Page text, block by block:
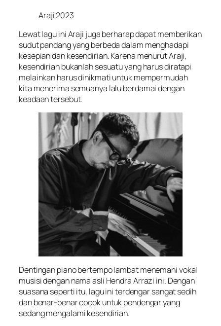
Araji 2023
Lewat lagu ini Araji juga berharap dapat memberikan
sudut pandang yang berbeda dalam menghadapi
kesepian dan kesendirian. Karena menurut Araji,
kesendirian bukanlah sesuatu yang harus diratapi
melainkan harus dinikmati untuk mempermudah
kita menerima semuanya lalu berdamai dengan
keadaan tersebut.
Dentingan piano bertempo lambat menemani vokal
musisi dengan nama asli Hendra Arrazi ini. Dengan
suasana seperti itu, lagu ini terdengar sangat sedih
dan benar-benar cocok untuk pendengar yang
sedang mengalami kesendirian.